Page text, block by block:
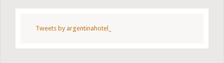
Tweets by argentinahotel_